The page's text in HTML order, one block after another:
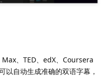
、TED、edX、Coursera
以自动生成准确的双语字幕，